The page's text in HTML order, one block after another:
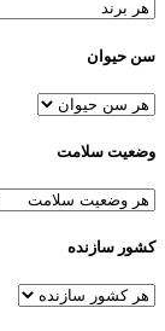
سن حیوان
وضعیت سلامت
کشور سازنده